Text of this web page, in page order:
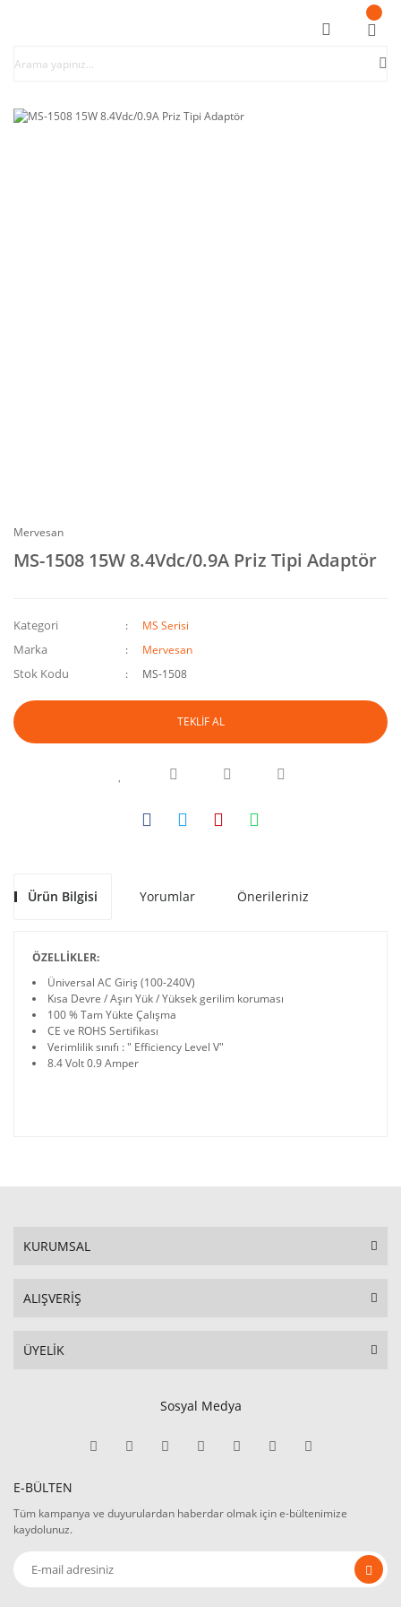
Mervesan
MS-1508 15W 8.4Vdc/0.9A Priz Tipi Adaptör
Kategori MS Serisi
Marka Mervesan
Stok Kodu MS-1508
TEKLİF AL
Ürün Bilgisi Yorumlar Önerileriniz
ÖZELLİKLER:
Üniversal AC Giriş (100-240V)
Kısa Devre / Aşırı Yük / Yüksek gerilim koruması
100 % Tam Yükte Çalışma
CE ve ROHS Sertifikası
Verimlilik sınıfı : " Efficiency Level V"
8.4 Volt 0.9 Amper
KURUMSAL
ALIŞVERİŞ
ÜYELİK
Sosyal Medya
E-BÜLTEN
Tüm kampanya ve duyurulardan haberdar olmak için e-bültenimize
kaydolunuz.